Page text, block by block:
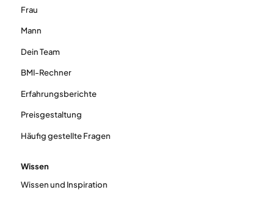
Frau
Mann
Dein Team
BMI-Rechner
Erfahrungsberichte
Preisgestaltung
Häufig gestellte Fragen
Wissen
Wissen und Inspiration